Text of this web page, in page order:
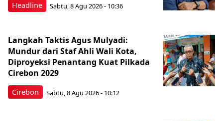
Headline Sabtu, 8 Agu 2026 - 10:36
Cirebon
Langkah Taktis Agus Mulyadi:
Mundur dari Staf Ahli Wali Kota,
Diproyeksi Penantang Kuat Pilkada
Cirebon 2029
Sabtu, 8 Agu 2026 - 10:12